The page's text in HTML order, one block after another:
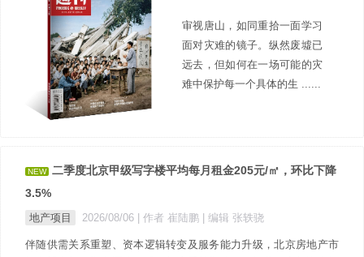
审视唐山，如同重拾一面学习
面对灾难的镜子。纵然废墟已
远去，但如何在一场可能的灾
难中保护每一个具体的生 ......
NEW
二季度北京甲级写字楼平均每月租金205元/㎡，环比下降
3.5%
地产项目 2026/08/06 | 作者 崔陆鹏 | 编辑 张轶骁
伴随供需关系重塑、资本逻辑转变及服务能力升级，北京房地产市